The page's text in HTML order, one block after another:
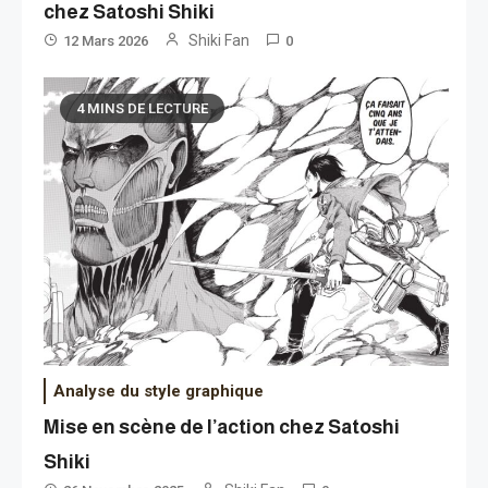
chez Satoshi Shiki
12 Mars 2026 Shiki Fan 0
4 MINS DE LECTURE
Analyse du style graphique
Mise en scène de l’action chez Satoshi
Shiki